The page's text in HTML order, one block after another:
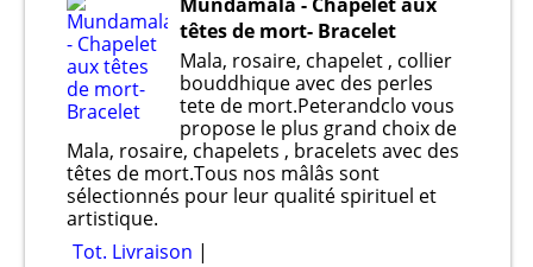
têtes de mort- Bracelet
Mala, rosaire, chapelet , collier
bouddhique avec des perles
tete de mort.Peterandclo vous
propose le plus grand choix de
Mala, rosaire, chapelets , bracelets avec des
têtes de mort.Tous nos mâlâs sont
sélectionnés pour leur qualité spirituel et
artistique.
Tot. Livraison